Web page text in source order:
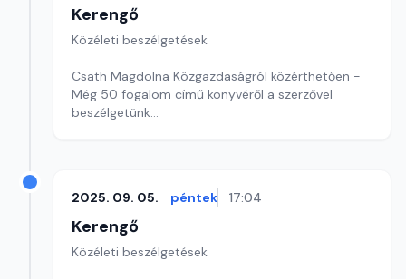
Kerengő
Közéleti beszélgetések
Csath Magdolna Közgazdaságról közérthetően -
Még 50 fogalom című könyvéről a szerzővel
beszélgetünk
2025. 09. 05. péntek 17:04
Kerengő
Közéleti beszélgetések